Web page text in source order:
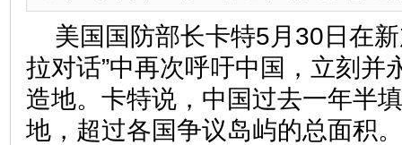
美国国防部长卡特5月30日在
拉对话”中再次呼吁中国，立刻并
造地。卡特说，中国过去一年半
地，超过各国争议岛屿的总面积。